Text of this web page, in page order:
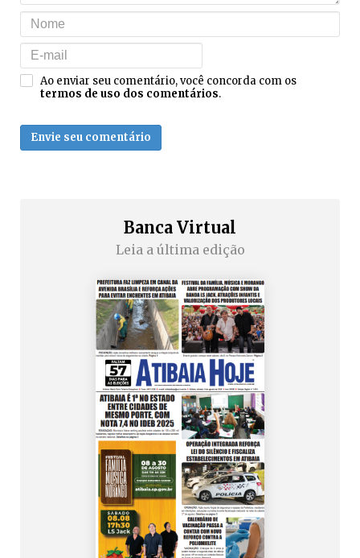
Ao enviar seu comentário, você concorda com os
termos de uso dos comentários.
Envie seu comentário
Banca Virtual
Leia a última edição